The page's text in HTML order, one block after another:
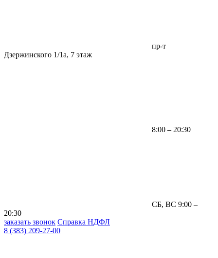
пр-т
Дзержинского 1/1а, 7 этаж
8:00 – 20:30
СБ, ВС 9:00 –
20:30
заказать звонок Справка НДФЛ
8 (383) 209-27-00